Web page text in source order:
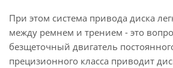
При этом система привода диска
между ремнем и трением - это
безщеточный двигатель
прецизионного класса приводит